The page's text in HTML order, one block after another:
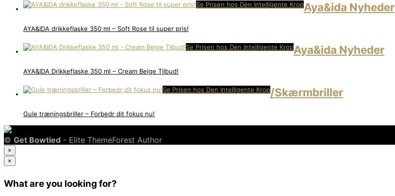
Se Prisen hos Den Intelligente KropAya&ida Nyheder
AYA&IDA drikkeflaske 350 ml – Soft Rose til super pris!
Se Prisen hos Den Intelligente KropAya&ida Nyheder
AYA&IDA Drikkeflaske 350 ml – Cream Beige Tilbud!
Se Prisen hos Den Intelligente Krop/Skærmbriller
Gule træningsbriller – Forbedr dit fokus nu!
© Get Bowtied - Elite ThemeForest Author
×
×
What are you looking for?